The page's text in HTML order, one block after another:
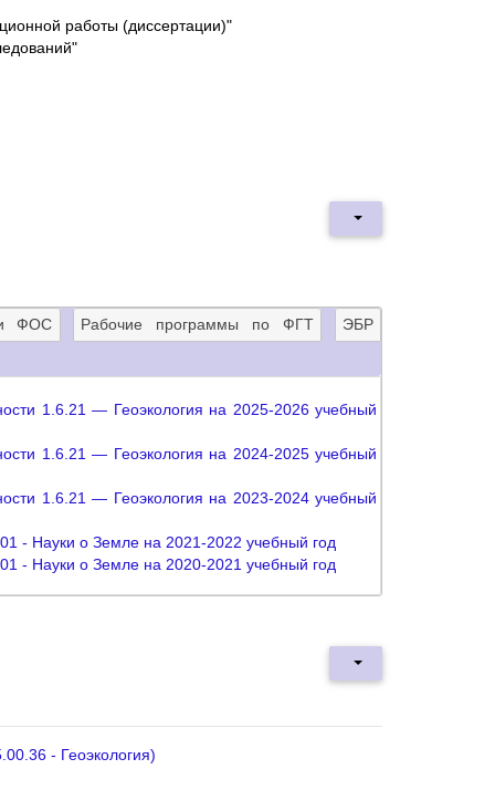
работы (диссертации)"
и ФОС Рабочие программы по ФГТ ЭБР
1.6.21 — Геоэкология на 2025-2026 учебный
1.6.21 — Геоэкология на 2024-2025 учебный
1.6.21 — Геоэкология на 2023-2024 учебный
- Науки о Земле на 2021-2022 учебный год
- Науки о Земле на 2020-2021 учебный год
- Геоэкология)